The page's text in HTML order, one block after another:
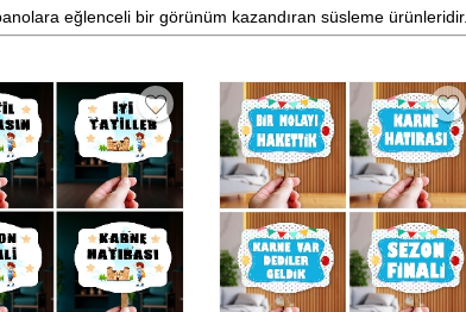
eğlenceli bir görünüm kazandıran süsleme ürünleridir.